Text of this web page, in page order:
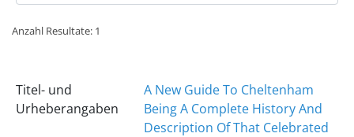
Anzahl Resultate: 1
Titel- und
Urheberangaben
A New Guide To Cheltenham
Being A Complete History And
Description Of That Celebrated